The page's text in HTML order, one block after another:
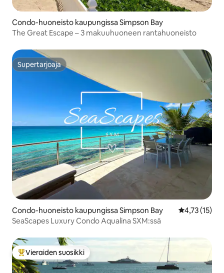
Condo-huoneisto kaupungissa Simpson Bay
The Great Escape – 3 makuuhuoneen rantahuoneisto
Supertarjoaja
Supertarjoaja
Condo-huoneisto kaupungissa Simpson Bay
4,73 (15)
SeaScapes Luxury Condo Aqualina SXM:ssä
Vieraiden suosikkien parhaimmistoa
Vieraiden suosikki